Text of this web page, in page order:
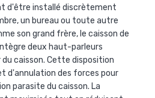
d'être installé discrètement
un bureau ou toute autre
son grand frère, le caisson de
deux haut-parleurs
caisson. Cette disposition
d'annulation des forces pour
parasite du caisson. La